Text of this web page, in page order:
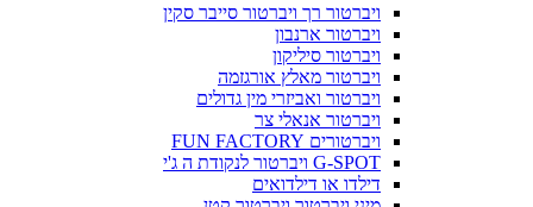
ויברטור רך ויברטור סייבר סקין
ויברטור ארנבון
ויברטור סיליקון
ויברטור מאלץ אורגזמה
ויברטור ואביזרי מין גדולים
ויברטור אנאלי צר
ויברטורים FUN FACTORY
G-SPOT ויברטור לנקודת ה ג'י
דילדו או דילדואים